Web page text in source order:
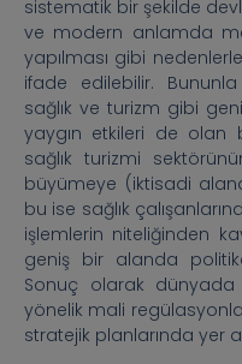
sistematik bir şekilde
ve modern anlamda
yapılması gibi
ifade edilebilir.
sağlık ve turizm gibi
yaygın etkileri de olan
sağlık turizmi
büyümeye (iktisadi
bu ise sağlık
işlemlerin niteliğinden
geniş bir alanda
Sonuç olarak dünyada
yönelik mali
stratejik planlarında yer